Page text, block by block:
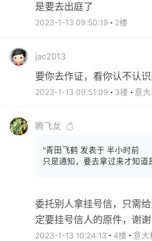
是要去出庭了
2023-1-13 09:50:19 2楼
jac2013
要你去作证，看你认不认
2023-1-13 09:51:09 3楼 意大
腾飞龙
"青田飞鹤 发表于 半小时前
只是通知，要去拿过来才知道
委托别人拿挂号信，只需
定要挂号信人的原件，谢谢
2023-1-13 10:24:13 4楼 意大